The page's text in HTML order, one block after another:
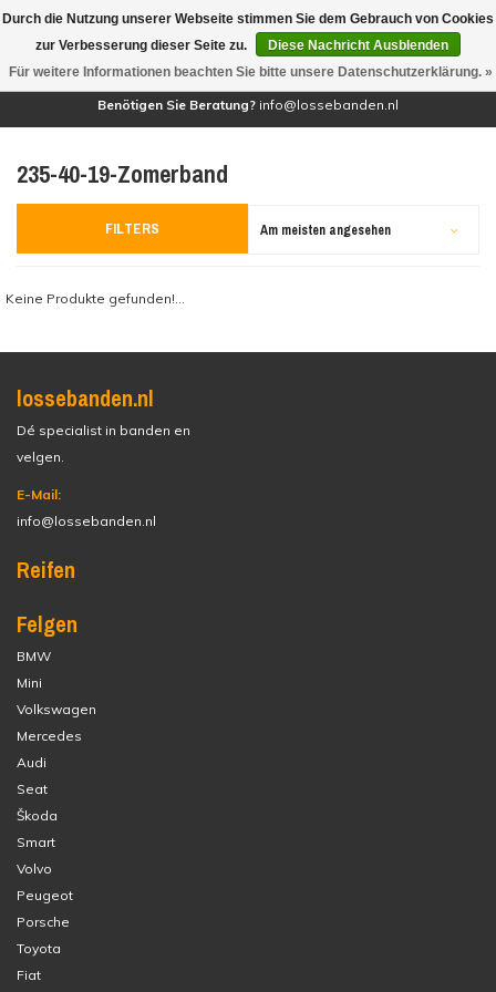
(0)
Benötigen Sie Beratung? info@lossebanden.nl
235-40-19-Zomerband
FILTERS Am meisten angesehen
Keine Produkte gefunden!...
lossebanden.nl
Dé specialist in banden en
velgen.
E-Mail:
info@lossebanden.nl
Reifen
Felgen
BMW
Mini
Volkswagen
Mercedes
Audi
Seat
Škoda
Smart
Volvo
Peugeot
Porsche
Toyota
Fiat
Durch die Nutzung unserer Webseite stimmen Sie dem Gebrauch von Cookies
zur Verbesserung dieser Seite zu.
Diese Nachricht Ausblenden
Für weitere Informationen beachten Sie bitte unsere Datenschutzerklärung. »